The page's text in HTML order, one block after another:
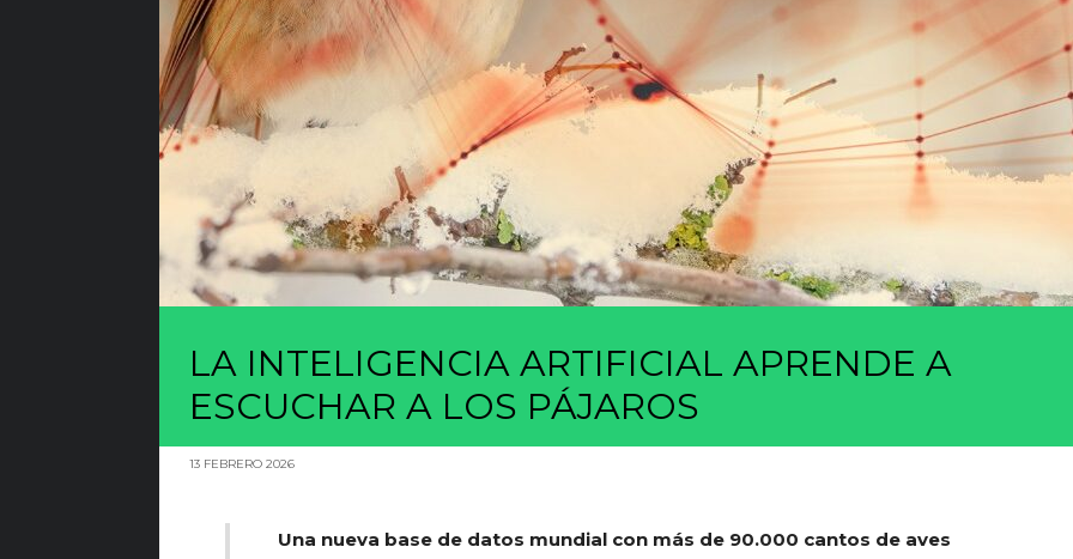
LA INTELIGENCIA ARTIFICIAL APRENDE A
ESCUCHAR A LOS PÁJAROS
13 FEBRERO 2026
Una nueva base de datos mundial con más de 90.000 cantos de aves